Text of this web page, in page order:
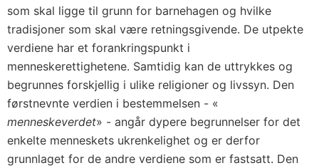
som skal ligge til grunn for barnehagen og hvilke
tradisjoner som skal være retningsgivende. De utpekte
verdiene har et forankringspunkt i
menneskerettighetene. Samtidig kan de uttrykkes og
begrunnes forskjellig i ulike religioner og livssyn. Den
førstnevnte verdien i bestemmelsen - «
menneskeverdet» - angår dypere begrunnelser for det
enkelte menneskets ukrenkelighet og er derfor
grunnlaget for de andre verdiene som er fastsatt. Den